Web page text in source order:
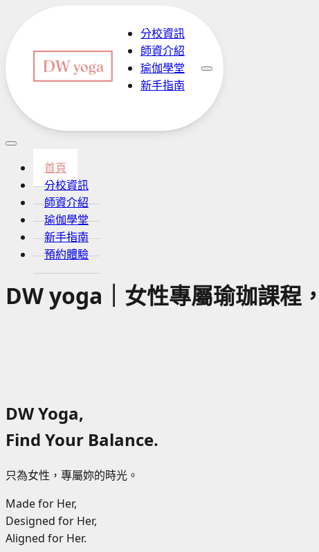
分校資訊
師資介紹
瑜伽學堂
新手指南
首頁
分校資訊
師資介紹
瑜伽學堂
新手指南
預約體驗
DW yoga｜女性專屬瑜珈課程
DW Yoga,
Find Your Balance.
只為女性，專屬妳的時光。
Made for Her,
Designed for Her,
Aligned for Her.